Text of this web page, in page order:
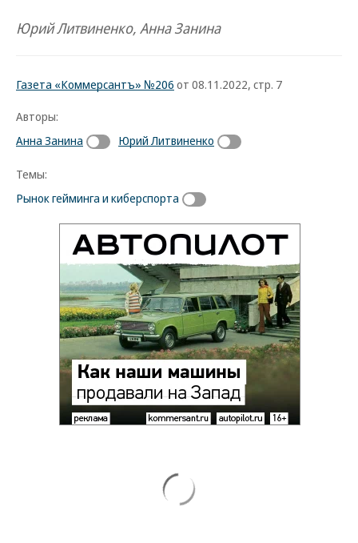
Юрий Литвиненко, Анна Занина
Газета «Коммерсантъ» №206 от 08.11.2022, стр. 7
Авторы:
Анна Занина
Юрий Литвиненко
Темы:
Рынок гейминга и киберспорта